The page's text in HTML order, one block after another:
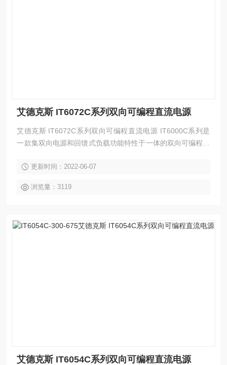
艾德克斯 IT6072C系列双向可编程直流电源
艾德克斯 IT6072C系列双向可编程直流电源 IT6000C系列是
一款集双向电源和回馈式负载功能特性于一体的双向可编程直
力，不但可以吸收功率还能将消耗的能量清洁的返回至电网，
模式支持并联，主动均流，功率可扩展至1.152MW。
更新时间：2022-06-07
浏览量：3119
艾德克斯 IT6054C系列双向可编程直流电源